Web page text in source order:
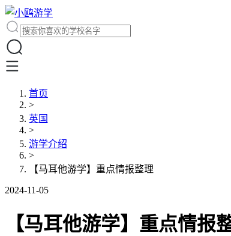
首页
>
英国
>
游学介绍
>
【马耳他游学】重点情报整理
2024-11-05
【马耳他游学】重点情报